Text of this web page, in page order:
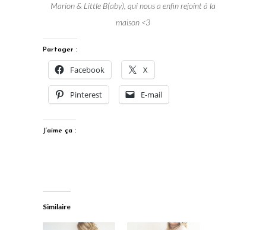
Marion & Little B(aby), qui nous a enfin rejoint à la
maison <3
Partager :
Facebook X
Pinterest E-mail
J’aime ça :
Similaire